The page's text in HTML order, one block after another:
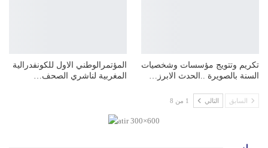
تكريم وتتويج مؤسسات وشخصيات
السنة بالصويرة ..الحدث الابرز…
المؤتمرالوطني الاول للكونفدرالية
المغربية لناشري الصحف…
السابق التالي 1 من 8